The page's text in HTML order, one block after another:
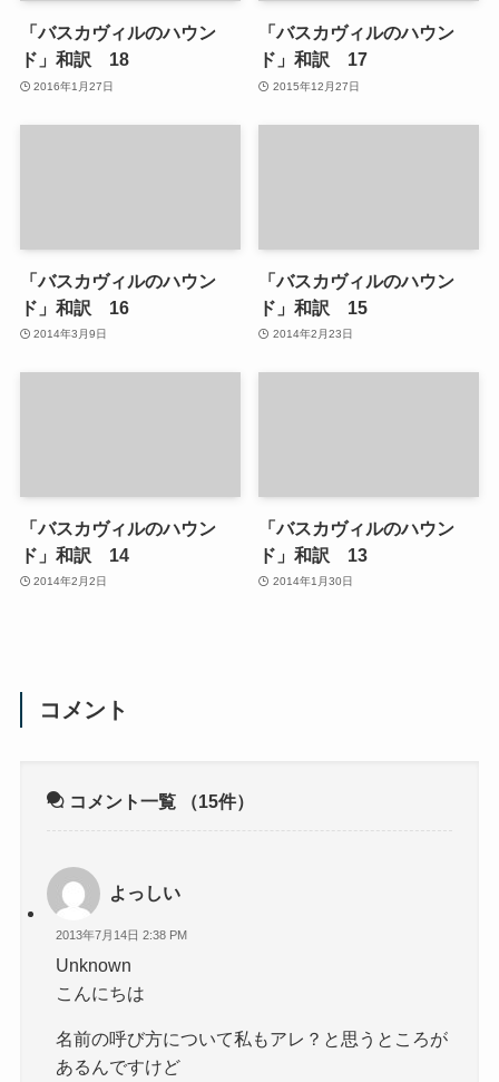
「バスカヴィルのハウン
ド」和訳 18
2016年1月27日
「バスカヴィルのハウン
ド」和訳 17
2015年12月27日
「バスカヴィルのハウン
ド」和訳 16
2014年3月9日
「バスカヴィルのハウン
ド」和訳 15
2014年2月23日
「バスカヴィルのハウン
ド」和訳 14
2014年2月2日
「バスカヴィルのハウン
ド」和訳 13
2014年1月30日
コメント
コメント一覧 （15件）
よっしい
2013年7月14日 2:38 PM
Unknown
こんにちは
名前の呼び方について私もアレ？と思うところが
あるんですけど